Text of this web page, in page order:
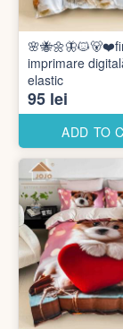
🌸🐝🌼🦋🐱🐻❤️finet
imprimare digitală
elastic
95 lei
ADD TO